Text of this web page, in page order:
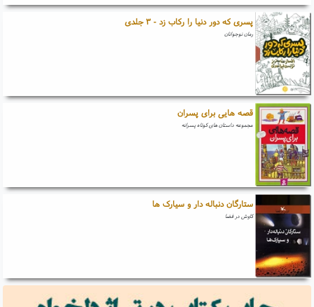
پسری که دور دنیا را رکاب زد - ۳ جلدی
رمان نوجوانان
قصه هایی برای پسران
مجموعه داستان های کوتاه پسرانه
ستارگان دنباله دار و سیارک ها
کاوش در فضا